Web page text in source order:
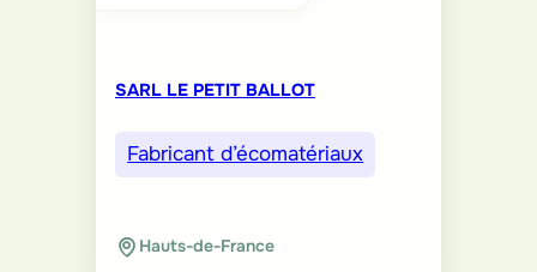
SARL LE PETIT BALLOT
Fabricant d’écomatériaux
Hauts-de-France